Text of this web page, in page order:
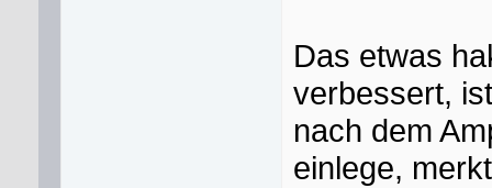
Das etwas
verbessert,
nach dem
einlege,